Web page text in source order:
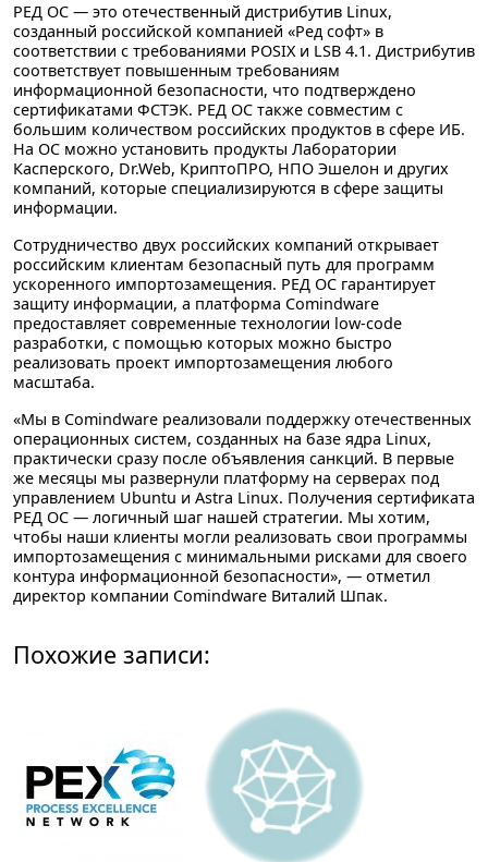
РЕД ОС — это отечественный дистрибутив Linux,
созданный российской компанией «Ред софт» в
соответствии с требованиями POSIX и LSB 4.1. Дистрибутив
соответствует повышенным требованиям
информационной безопасности, что подтверждено
сертификатами ФСТЭК. РЕД ОС также совместим с
большим количеством российских продуктов в сфере ИБ.
На ОС можно установить продукты Лаборатории
Касперского, Dr.Web, КриптоПРО, НПО Эшелон и других
компаний, которые специализируются в сфере защиты
информации.
Сотрудничество двух российских компаний открывает
российским клиентам безопасный путь для программ
ускоренного импортозамещения. РЕД ОС гарантирует
защиту информации, а платформа Comindware
предоставляет современные технологии low-code
разработки, с помощью которых можно быстро
реализовать проект импортозамещения любого
масштаба.
«Мы в Comindware реализовали поддержку отечественных
операционных систем, созданных на базе ядра Linux,
практически сразу после объявления санкций. В первые
же месяцы мы развернули платформу на серверах под
управлением Ubuntu и Astra Linux. Получения сертификата
РЕД ОС — логичный шаг нашей стратегии. Мы хотим,
чтобы наши клиенты могли реализовать свои программы
импортозамещения с минимальными рисками для своего
контура информационной безопасности», — отметил
директор компании Comindware Виталий Шпак.
Похожие записи: